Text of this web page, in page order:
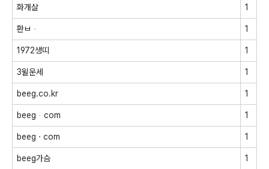
화개살 1
환ㅂᆞ 1
1972생띠 1
3윌운세 1
beeg.co.kr 1
beegᆞcom 1
beegㆍcom 1
beeg가슴 1